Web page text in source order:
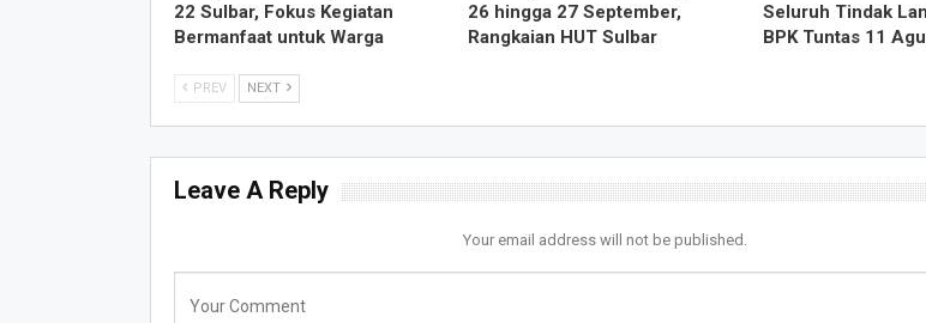
22 Sulbar, Fokus Kegiatan
Bermanfaat untuk Warga
26 hingga 27 September,
Rangkaian HUT Sulbar
Seluruh Tindak
BPK Tuntas 11
PREV NEXT
Leave A Reply
Your email address will not be published.